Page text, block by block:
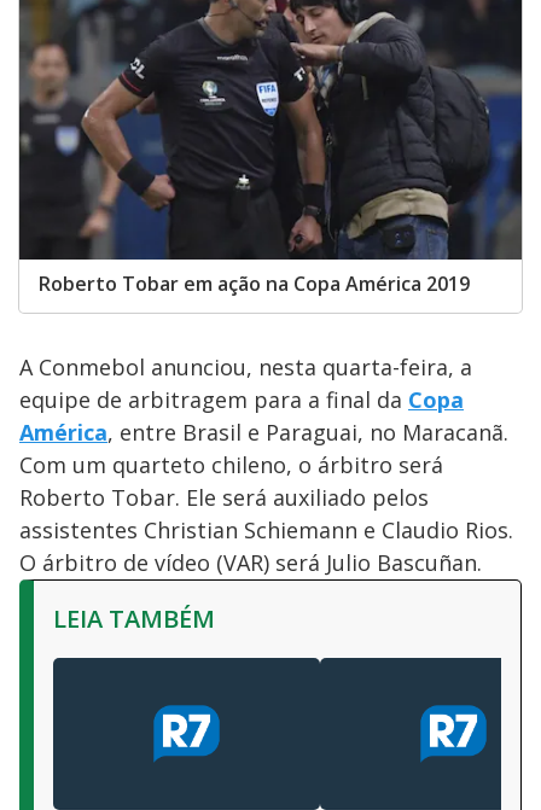
Roberto Tobar em ação na Copa América 2019
A Conmebol anunciou, nesta quarta-feira, a
equipe de arbitragem para a final da Copa
América, entre Brasil e Paraguai, no Maracanã.
Com um quarteto chileno, o árbitro será
Roberto Tobar. Ele será auxiliado pelos
assistentes Christian Schiemann e Claudio Rios.
O árbitro de vídeo (VAR) será Julio Bascuñan.
LEIA TAMBÉM